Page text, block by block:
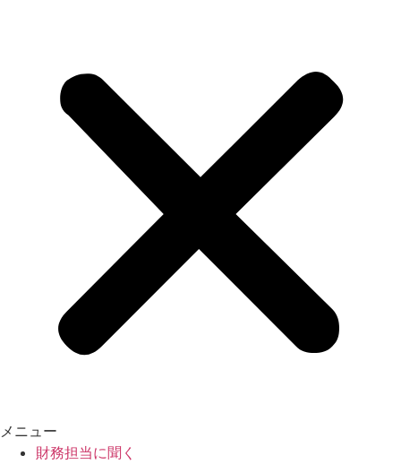
メニュー
財務担当に聞く